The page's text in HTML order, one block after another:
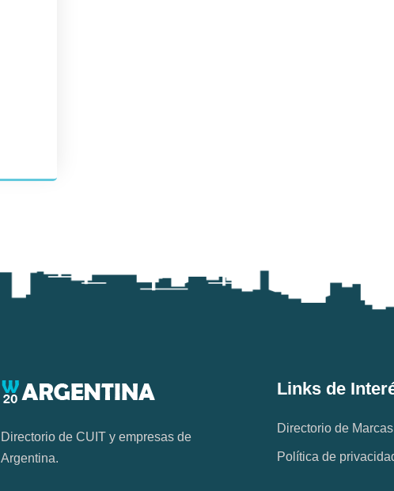
Directorio de CUIT y empresas de
Argentina.
Links de
Directorio de Marcas
Política de